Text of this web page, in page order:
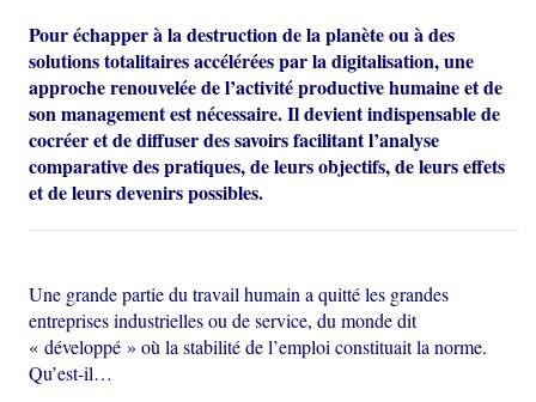
Pour échapper à la destruction de la planète ou à des
solutions totalitaires accélérées par la digitalisation, une
approche renouvelée de l’activité productive humaine et de
son management est nécessaire. Il devient indispensable de
cocréer et de diffuser des savoirs facilitant l’analyse
comparative des pratiques, de leurs objectifs, de leurs effets
et de leurs devenirs possibles.
Une grande partie du travail humain a quitté les grandes
entreprises industrielles ou de service, du monde dit
« développé » où la stabilité de l’emploi constituait la norme.
Qu’est-il…